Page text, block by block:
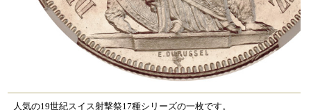
人気の19世紀スイス射撃祭17種シリーズの一枚です。